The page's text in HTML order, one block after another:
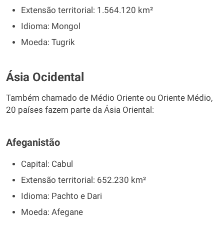
Extensão territorial: 1.564.120 km²
Idioma: Mongol
Moeda: Tugrik
Ásia Ocidental
Também chamado de Médio Oriente ou Oriente Médio,
20 países fazem parte da Ásia Oriental:
Afeganistão
Capital: Cabul
Extensão territorial: 652.230 km²
Idioma: Pachto e Dari
Moeda: Afegane